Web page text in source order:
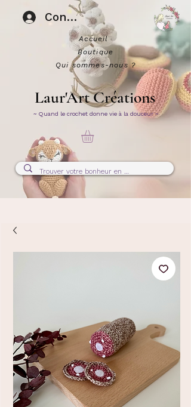
Connexion
Accueil
Boutique
Qui sommes-nous ?
Laur'Art Créations
~ Quand le crochet donne vie à la douceur ~